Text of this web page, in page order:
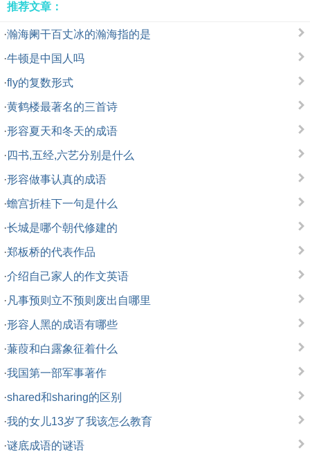
推荐文章：
·瀚海阑干百丈冰的瀚海指的是
·牛顿是中国人吗
·fly的复数形式
·黄鹤楼最著名的三首诗
·形容夏天和冬天的成语
· 四书,五经,六艺分别是什么
·形容做事认真的成语
·蟾宫折桂下一句是什么
·长城是哪个朝代修建的
·郑板桥的代表作品
·介绍自己家人的作文英语
· 凡事预则立不预则废出自哪里
·形容人黑的成语有哪些
·蒹葭和白露象征着什么
·我国第一部军事著作
·shared和sharing的区别
·我的女儿13岁了我该怎么教育
·谜底成语的谜语